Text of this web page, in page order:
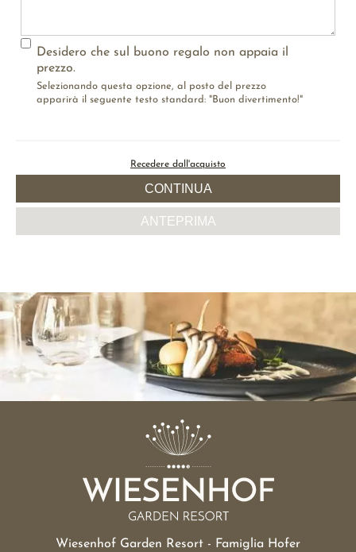
Desidero che sul buono regalo non appaia il
prezzo.
Selezionando questa opzione, al posto del prezzo
apparirà il seguente testo standard: "Buon divertimento!"
Recedere dall'acquisto
CONTINUA
ANTEPRIMA
Wiesenhof Garden Resort - Famiglia Hofer